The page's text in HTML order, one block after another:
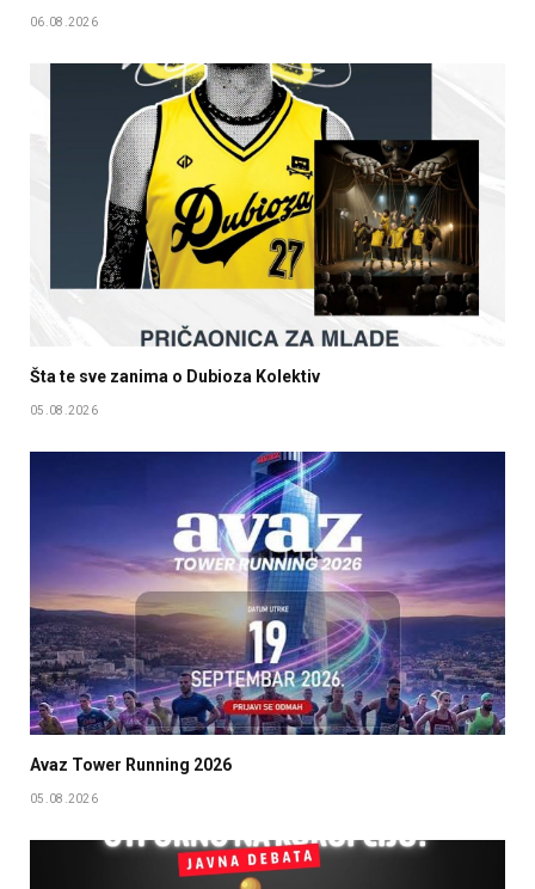
06.08.2026
Šta te sve zanima o Dubioza Kolektiv
05.08.2026
Avaz Tower Running 2026
05.08.2026